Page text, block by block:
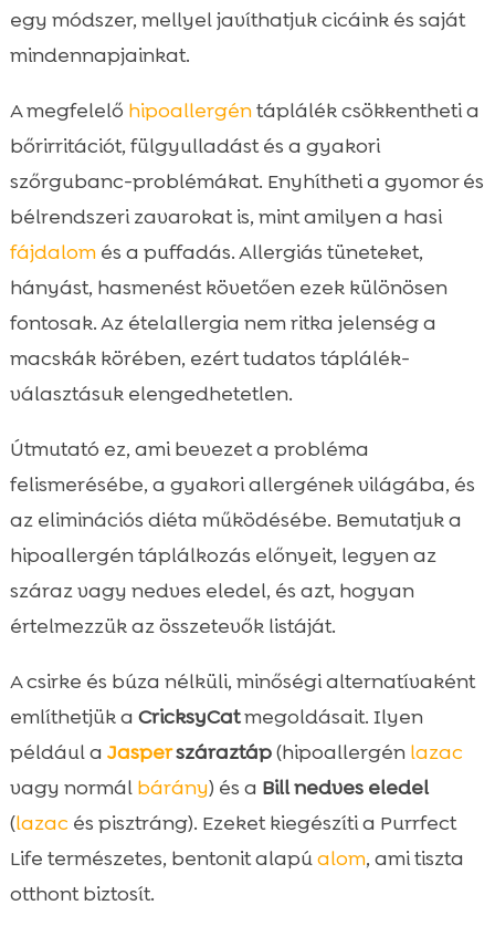
érzékeny a cicánk?
macska hipoallergén diéta
A hipoallergén tápok előnyei és működési
Összetevőlista olvasása: mit kerüljünk és
mit keressünk?
 CricksyCat megoldások: hipoallergén és
tudatos választás
 Jasper száraztáp részletesen: megelőzés
és kiegyensúlyozott táplálás
 Bill nedves eledel: ízletes alternatíva
érzékeny gyomorra
váltáshoz
 Életmód és környezet: hogyan támogassuk
az emésztést?
Gyakori hibák hipoallergén diétánál
Minta étrend és heti menüterv inspiráció
egy módszer, mellyel javíthatjuk cicáink és saját
mindennapjainkat.
A megfelelő hipoallergéntáplálék csökkentheti a
bőrirritációt, fülgyulladást és a gyakori
szőrgubanc-problémákat. Enyhítheti a gyomor és
bélrendszeri zavarokat is, mint amilyen a hasi
fájdalomés a puffadás. Allergiás tüneteket,
hányást, hasmenést követően ezek különösen
fontosak. Az ételallergia nem ritka jelenség a
macskák körében, ezért tudatos táplálék-
választásuk elengedhetetlen.
Útmutató ez, ami bevezet a probléma
felismerésébe, a gyakori allergének világába, és
az eliminációs diéta működésébe. Bemutatjuk a
hipoallergén táplálkozás előnyeit, legyen az
száraz vagy nedves eledel, és azt, hogyan
értelmezzük az összetevők listáját.
A csirke és búza nélküli, minőségi alternatívaként
említhetjük a CricksyCatmegoldásait. Ilyen
például a Jasperszáraztáp(hipoallergén lazac
vagy normál bárány) és a Bill nedves eledel
(lazac és pisztráng). Ezeket kiegészíti a Purrfect
Life természetes, bentonit alapúalom, ami tiszta
otthont biztosít.